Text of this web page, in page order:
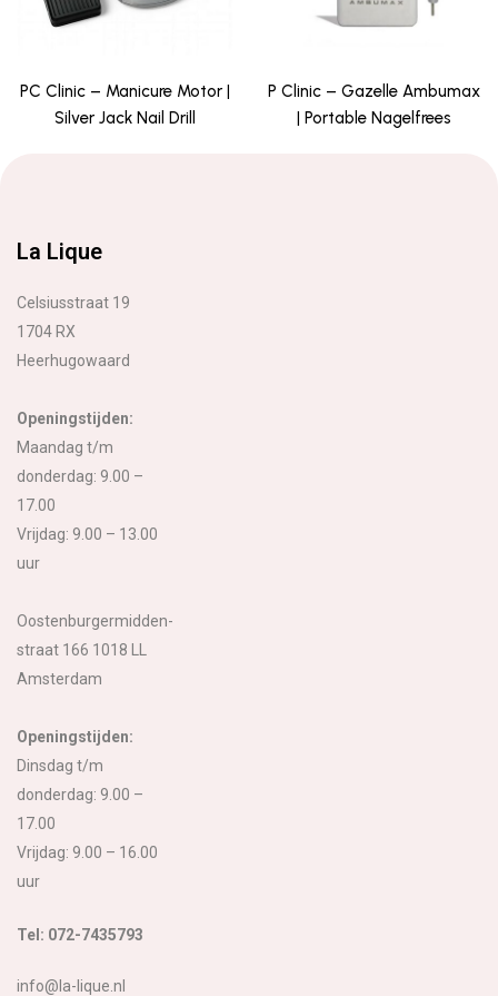
PC Clinic – Manicure Motor |
Silver Jack Nail Drill
P Clinic – Gazelle Ambumax
| Portable Nagelfrees
La Lique
Celsiusstraat 19
1704 RX
Heerhugowaard
Openingstijden:
Maandag t/m
donderdag: 9.00 –
17.00
Vrijdag: 9.00 – 13.00
uur
Oostenburgermidden-
straat 166 1018 LL
Amsterdam
Openingstijden:
Dinsdag t/m
donderdag: 9.00 –
17.00
Vrijdag: 9.00 – 16.00
uur
Tel: 072-7435793
info@la-lique.nl